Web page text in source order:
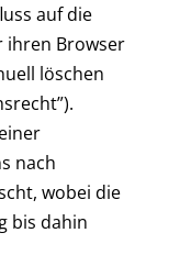
auf die
ihren Browser
löschen
nach
wobei die
bis dahin